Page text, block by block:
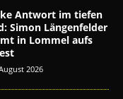
Antwort im tiefen
Simon Längenfelder
in Lommel aufs
2026